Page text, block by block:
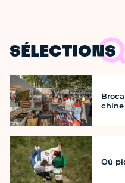
SÉLECTIONS
chine
Où